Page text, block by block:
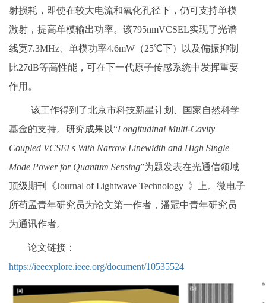
射损耗，即使在较大电流和氧化孔径下，仍可支持单模
激射，提高单模输出功率。该795nmVCSEL实现了光谱
线宽7.3MHz、单模功率4.6mW（25℃下）以及偏振抑制
比27dB等高性能，可在下一代原子传感系统中发挥重要
作用。
该工作得到了北京市科技新星计划、国家自然科学
基金的支持。研究成果以“Longitudinal Multi-Cavity
Coupled VCSELs With Narrow Linewidth and High Single
Mode Power for Quantum Sensing”为题发表在光通信领域
顶级期刊《Journal of Lightwave Technology 》上。微电子
所荀孟青年研究员为论文第一作者，潘冠中青年研究员
为通讯作者。
论文链接：
https://ieeexplore.ieee.org/document/10535524